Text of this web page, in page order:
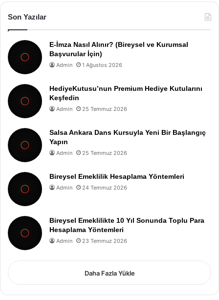
Son Yazılar
E-İmza Nasıl Alınır? (Bireysel ve Kurumsal
Başvurular İçin)
Admin 1 Ağustos 2026
HediyeKutusu’nun Premium Hediye Kutularını
Keşfedin
Admin 25 Temmuz 2026
Salsa Ankara Dans Kursuyla Yeni Bir Başlangıç
Yapın
Admin 25 Temmuz 2026
Bireysel Emeklilik Hesaplama Yöntemleri
Admin 24 Temmuz 2026
Bireysel Emeklilikte 10 Yıl Sonunda Toplu Para
Hesaplama Yöntemleri
Admin 23 Temmuz 2026
Daha Fazla Yükle